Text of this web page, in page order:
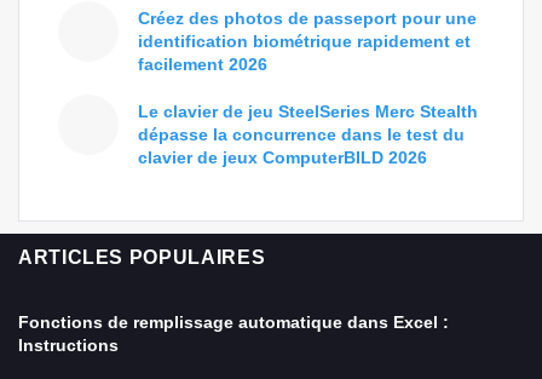
Créez des photos de passeport pour une
identification biométrique rapidement et
facilement 2026
Le clavier de jeu SteelSeries Merc Stealth
dépasse la concurrence dans le test du
clavier de jeux ComputerBILD 2026
ARTICLES POPULAIRES
Fonctions de remplissage automatique dans Excel :
Instructions